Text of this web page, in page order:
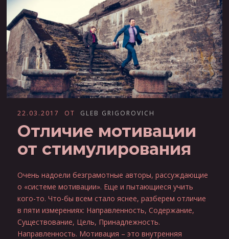
22.03.2017 ОТ GLEB GRIGOROVICH
Отличие мотивации
от стимулирования
Очень надоели безграмотные авторы, рассуждающие
о «системе мотивации». Еще и пытающиеся учить
кого-то. Что-бы всем стало яснее, разберем отличие
в пяти измерениях: Направленность, Содержание,
Существование, Цель, Принадлежность.
Направленность. Мотивация – это внутренняя